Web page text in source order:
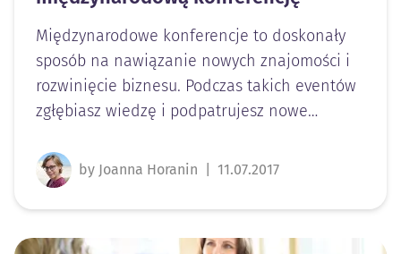
Międzynarodowe konferencje to doskonały
sposób na nawiązanie nowych znajomości i
rozwinięcie biznesu. Podczas takich eventów
zgłębiasz wiedzę i podpatrujesz nowe…
by Joanna Horanin 11.07.2017